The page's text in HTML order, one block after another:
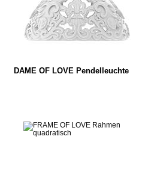
DAME OF LOVE Pendelleuchte